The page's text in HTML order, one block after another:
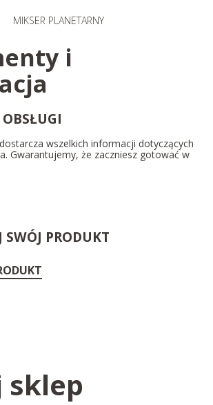
MIKSER PLANETARNY​
i
wszelkich informacji dotyczących
Gwarantujemy, że zaczniesz gotować w
SWÓJ PRODUKT
sklep